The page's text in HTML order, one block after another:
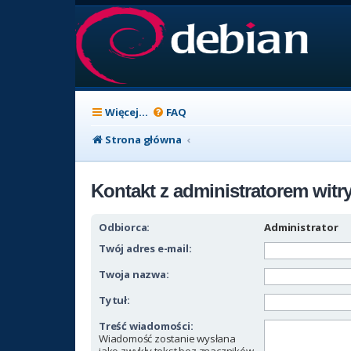
Więcej…
FAQ
Strona główna
Kontakt z administratorem
Odbiorca:
Administrator
Twój adres e-mail:
Twoja nazwa:
Tytuł:
Treść wiadomości:
Wiadomość zostanie wysłana